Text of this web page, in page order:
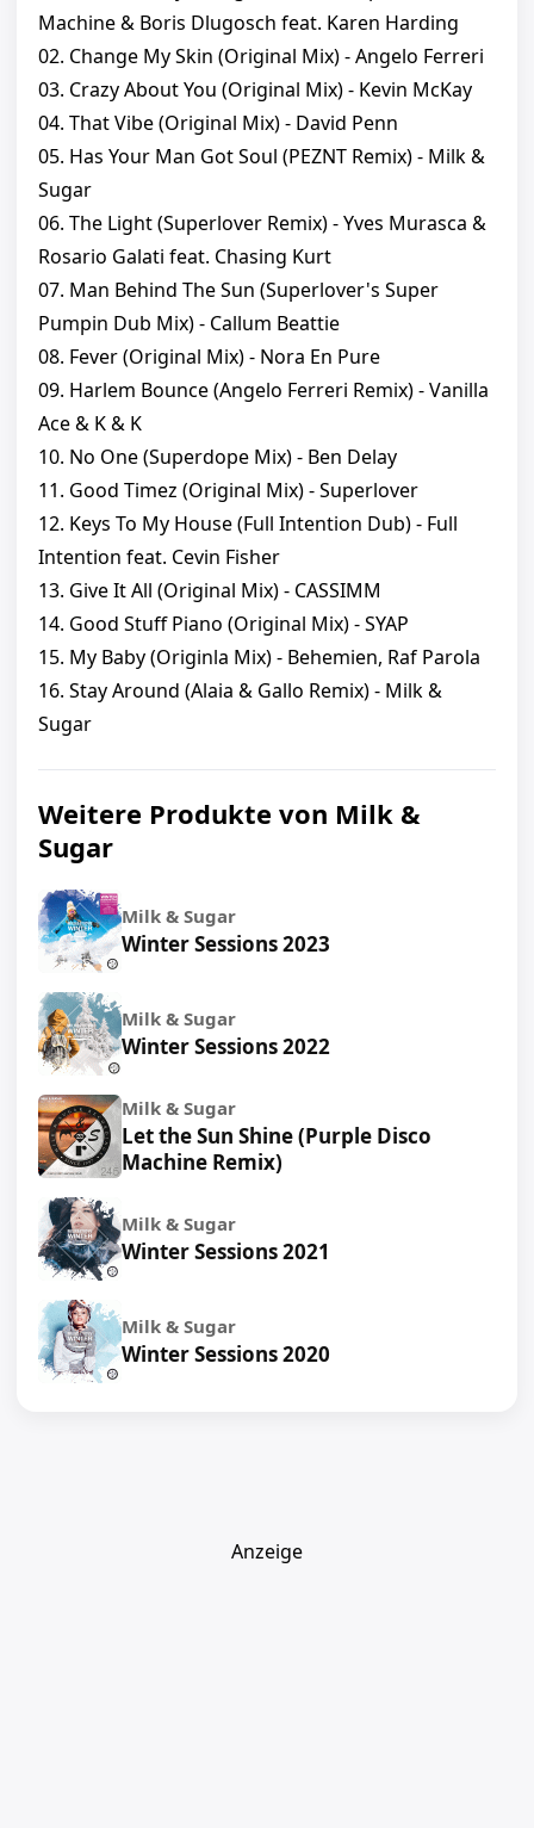
Machine & Boris Dlugosch feat. Karen Harding
02. Change My Skin (Original Mix) - Angelo Ferreri
03. Crazy About You (Original Mix) - Kevin McKay
04. That Vibe (Original Mix) - David Penn
05. Has Your Man Got Soul (PEZNT Remix) - Milk &
Sugar
06. The Light (Superlover Remix) - Yves Murasca &
Rosario Galati feat. Chasing Kurt
07. Man Behind The Sun (Superlover's Super
Pumpin Dub Mix) - Callum Beattie
08. Fever (Original Mix) - Nora En Pure
09. Harlem Bounce (Angelo Ferreri Remix) - Vanilla
Ace & K & K
10. No One (Superdope Mix) - Ben Delay
11. Good Timez (Original Mix) - Superlover
12. Keys To My House (Full Intention Dub) - Full
Intention feat. Cevin Fisher
13. Give It All (Original Mix) - CASSIMM
14. Good Stuff Piano (Original Mix) - SYAP
15. My Baby (Originla Mix) - Behemien, Raf Parola
16. Stay Around (Alaia & Gallo Remix) - Milk &
Sugar
Weitere Produkte von Milk &
Sugar
Milk & Sugar
Winter Sessions 2023
Milk & Sugar
Winter Sessions 2022
Milk & Sugar
Let the Sun Shine (Purple Disco
Machine Remix)
Milk & Sugar
Winter Sessions 2021
Milk & Sugar
Winter Sessions 2020
Anzeige